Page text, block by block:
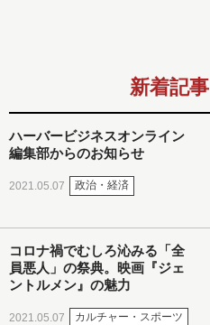
新着記事
ハーバービジネスオンライン
編集部からのお知らせ
2021.05.07 政治・経済
コロナ禍でむしろ沁みる「全
員悪人」の祭典。映画『ジェ
ントルメン』の魅力
2021.05.07 カルチャー・スポーツ